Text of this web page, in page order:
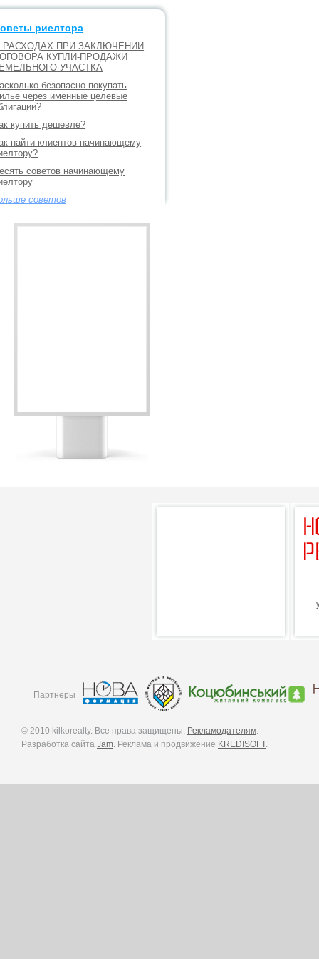
риелтора
РАСХОДАХ ПРИ ЗАКЛЮЧЕНИИ
КУПЛИ-ПРОДАЖИ
УЧАСТКА
безопасно покупать
через именные целевые
купить дешевле?
найти клиентов начинающему
советов начинающему
советов
Партнеры
© 2010 kilkorealty. Все права защищены. Рекламодателям.
Разработка сайта Jam. Реклама и продвижение KREDISOFT.